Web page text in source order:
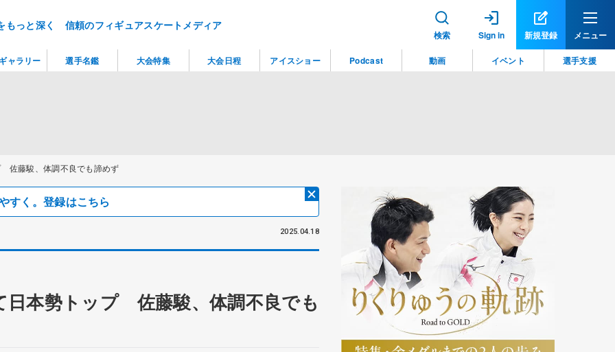
もっと深く 信頼のフィギュアスケートメディア
検索 Sign in 新規登録 メニュー
佐藤駿、体調不良でも諦めず
すく。登録はこちら
2025.04.18
日本勢トップ 佐藤駿、体調不良でも
ャラリー 選手名鑑 大会特集 大会日程 アイスショー Podcast 動画 イベント 選手支援